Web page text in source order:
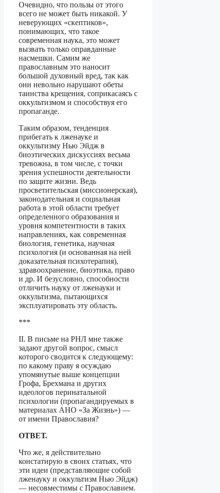
Очевидно, что пользы от этого
всего не может быть никакой. У
неверующих «скептиков»,
понимающих, что такое
современная наука, это может
вызвать только оправданные
насмешки. Самим же
православным это наносит
большой духовный вред, так как
они невольно нарушают обеты
таинства крещения, соприкасаясь с
оккультизмом и способствуя его
пропаганде.
Таким образом, тенденция
прибегать к лженауке и
оккультизму Нью Эйдж в
биоэтических дискуссиях весьма
тревожна, в том числе, с точки
зрения успешности деятельности
по защите жизни. Ведь
просветительская (миссионерская),
законодательная и социальная
работа в этой области требует
определенного образования и
уровня компетентности в таких
направлениях, как современная
биология, генетика, научная
психология (и основанная на ней
доказательная психотерапия),
здравоохранение, биоэтика, право
и др. И безусловно, способности
отличить науку от лженауки и
оккультизма, пытающихся
эксплуатировать эту область.
***
II. В письме на РНЛ мне также
задают другой вопрос, смысл
которого сводится к следующему:
по какому праву я осуждаю
упомянутые выше концепции
Грофа, Брехмана и других
идеологов перинатальной
психологии (пропагандируемых в
материалах АНО «За Жизнь») —
от имени Православия?
ОТВЕТ.
Что же, я действительно
констатирую в своих статьях, что
эти идеи (представляющие собой
лженауку и оккультизм Нью Эйдж)
— несовместимы с Православием.